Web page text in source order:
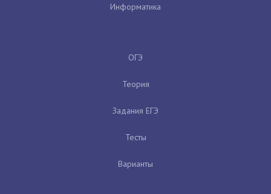
Информатика
ОГЭ
Теория
Задания ЕГЭ
Тесты
Варианты